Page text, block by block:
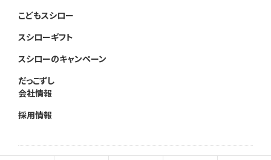
こどもスシロー
スシローギフト
スシローのキャンペーン
だっこずし
会社情報
採用情報